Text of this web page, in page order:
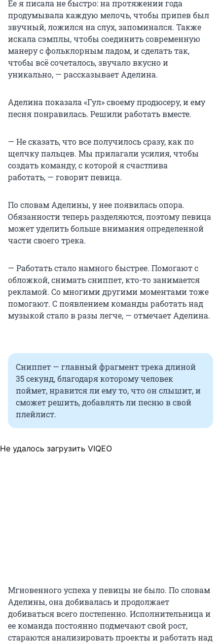
Ее я писала не быстро: на протяжении года
продумывала каждую мелочь, чтобы припев был
звучный, ложился на слух, запоминался. Также
искала сэмплы, чтобы соединить современную
манеру с фольклорным ладом, и сделать так,
чтобы всё сочеталось, звучало вкусно и
уникально, — рассказывает Аделина.
Аделина показала «Гул» своему продюсеру, и ему
песня понравилась. Решили работать вместе.
— Не сказать, что все получилось сразу, как по
щелчку пальцев. Мы прилагали усилия, чтобы
создать команду, с которой я счастлива
работать, — говорит певица.
По словам Аделины, у нее появилась опора.
Обязанности теперь разделяются, поэтому певица
может уделить больше внимания определенной
части своего трека.
— Работать стало намного быстрее. Помогают с
обложкой, снимать сниппет, кто-то занимается
рекламой. Со многими другими моментами тоже
помогают. С появлением команды работать над
музыкой стало в разы легче, — отмечает Аделина.
Сниппет — главный фрагмент трека длиной
35 секунд, благодаря которому человек
поймет, нравится ли ему то, что он слышит, и
сможет решить, добавлять ли песню в свой
плейлист.
Не удалось загрузить VIQEO
Мгновенного успеха у певицы не было. По словам
Аделины, она добивалась и продолжает
добиваться всего постепенно. Исполнительница и
ее команда постоянно подмечают свой рост,
стараются анализировать проекты и работать над